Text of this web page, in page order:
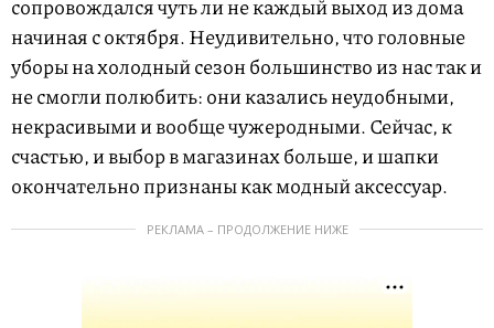
сопровождался чуть ли не каждый выход из дома
начиная с октября. Неудивительно, что головные
уборы на холодный сезон большинство из нас так и
не смогли полюбить: они казались неудобными,
некрасивыми и вообще чужеродными. Сейчас, к
счастью, и выбор в магазинах больше, и шапки
окончательно признаны как модный аксессуар.
РЕКЛАМА – ПРОДОЛЖЕНИЕ НИЖЕ